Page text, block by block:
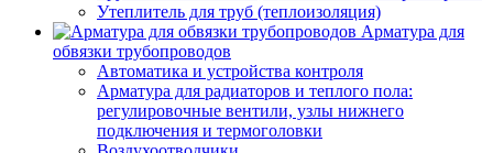
Утеплитель для труб (теплоизоляция)
Арматура для
обвязки трубопроводов
Автоматика и устройства контроля
Арматура для радиаторов и теплого пола:
регулировочные вентили, узлы нижнего
подключения и термоголовки